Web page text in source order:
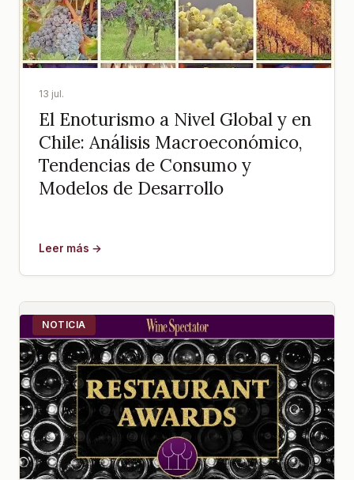
13 jul.
El Enoturismo a Nivel Global y en
Chile: Análisis Macroeconómico,
Tendencias de Consumo y
Modelos de Desarrollo
Leer más →
NOTICIA